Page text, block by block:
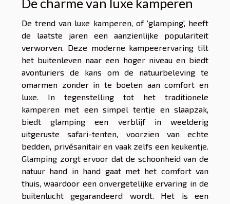
De charme van luxe kamperen
De trend van luxe kamperen, of 'glamping', heeft
de laatste jaren een aanzienlijke populariteit
verworven. Deze moderne kampeerervaring tilt
het buitenleven naar een hoger niveau en biedt
avonturiers de kans om de natuurbeleving te
omarmen zonder in te boeten aan comfort en
luxe. In tegenstelling tot het traditionele
kamperen met een simpel tentje en slaapzak,
biedt glamping een verblijf in weelderig
uitgeruste safari-tenten, voorzien van echte
bedden, privésanitair en vaak zelfs een keukentje.
Glamping zorgt ervoor dat de schoonheid van de
natuur hand in hand gaat met het comfort van
thuis, waardoor een onvergetelijke ervaring in de
buitenlucht gegarandeerd wordt. Het is een